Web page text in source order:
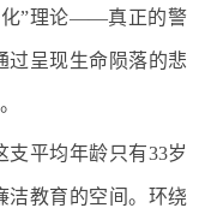
化”理论——真正的警
过呈现生命陨落的悲
平均年龄只有33岁
洁教育的空间。环绕